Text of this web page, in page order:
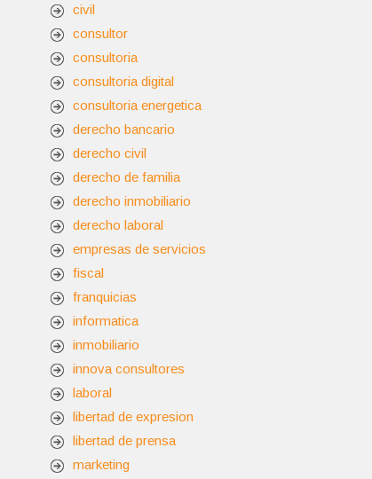
civil
consultor
consultoria
consultoria digital
consultoria energetica
derecho bancario
derecho civil
derecho de familia
derecho inmobiliario
derecho laboral
empresas de servicios
fiscal
franquicias
informatica
inmobiliario
innova consultores
laboral
libertad de expresion
libertad de prensa
marketing